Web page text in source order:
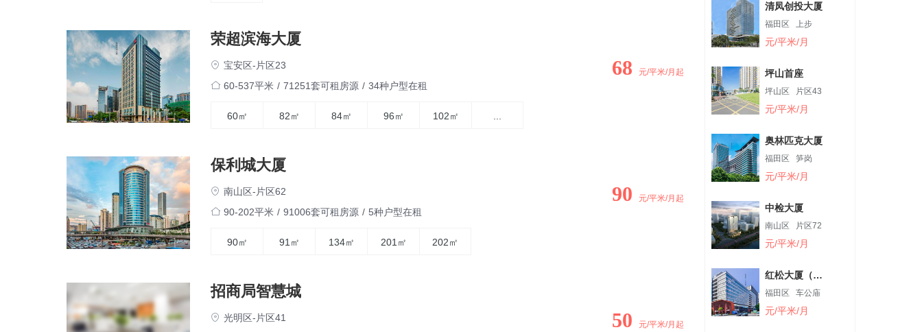
荣超滨海大厦
宝安区-片区23
60-537平米 / 71251套可租房源 / 34种户型在租
60㎡ 82㎡ 84㎡ 96㎡ 102㎡
68 元/平米/月起
保利城大厦
南山区-片区62
90-202平米 / 91006套可租房源 / 5种户型在租
90㎡ 91㎡ 134㎡ 201㎡ 202㎡
90 元/平米/月起
招商局智慧城
光明区-片区41
50 元/平米/月起
清凤创投大厦
福田区 上步
元/平米/月
坪山首座
坪山区 片区43
元/平米/月
奥林匹克大厦
福田区 笋岗
元/平米/月
中检大厦
南山区 片区72
元/平米/月
红松大厦（金
谷四号）
福田区 车公庙
元/平米/月